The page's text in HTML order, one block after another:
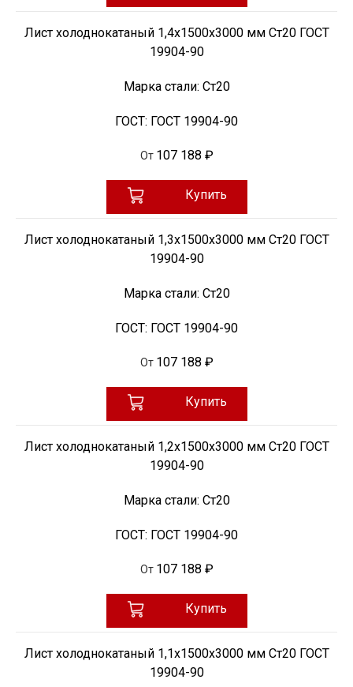
Лист холоднокатаный 1,4х1500х3000 мм Ст20 ГОСТ
19904-90
Марка стали: Ст20
ГОСТ: ГОСТ 19904-90
От 107 188 ₽
Купить
Лист холоднокатаный 1,3х1500х3000 мм Ст20 ГОСТ
19904-90
Марка стали: Ст20
ГОСТ: ГОСТ 19904-90
От 107 188 ₽
Купить
Лист холоднокатаный 1,2х1500х3000 мм Ст20 ГОСТ
19904-90
Марка стали: Ст20
ГОСТ: ГОСТ 19904-90
От 107 188 ₽
Купить
Лист холоднокатаный 1,1х1500х3000 мм Ст20 ГОСТ
19904-90